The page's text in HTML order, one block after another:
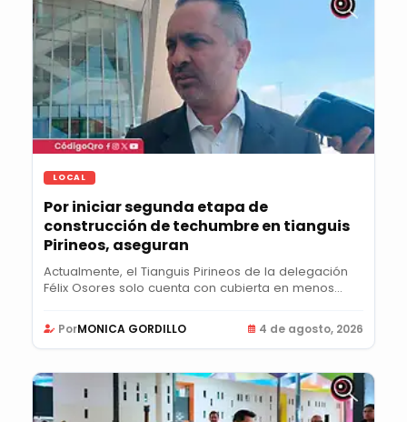
LOCAL
Por iniciar segunda etapa de
construcción de techumbre en tianguis
Pirineos, aseguran
Actualmente, el Tianguis Pirineos de la delegación
Félix Osores solo cuenta con cubierta en menos...
PorMONICA GORDILLO 4 de agosto, 2026